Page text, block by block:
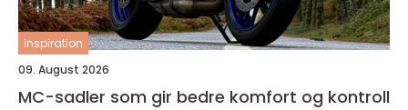
inspiration
09. August 2026
MC-sadler som gir bedre komfort og kontroll